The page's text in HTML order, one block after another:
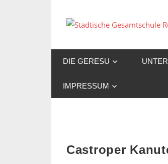
Inhalt
DIE GERESU
IMPRESSUM
Castroper